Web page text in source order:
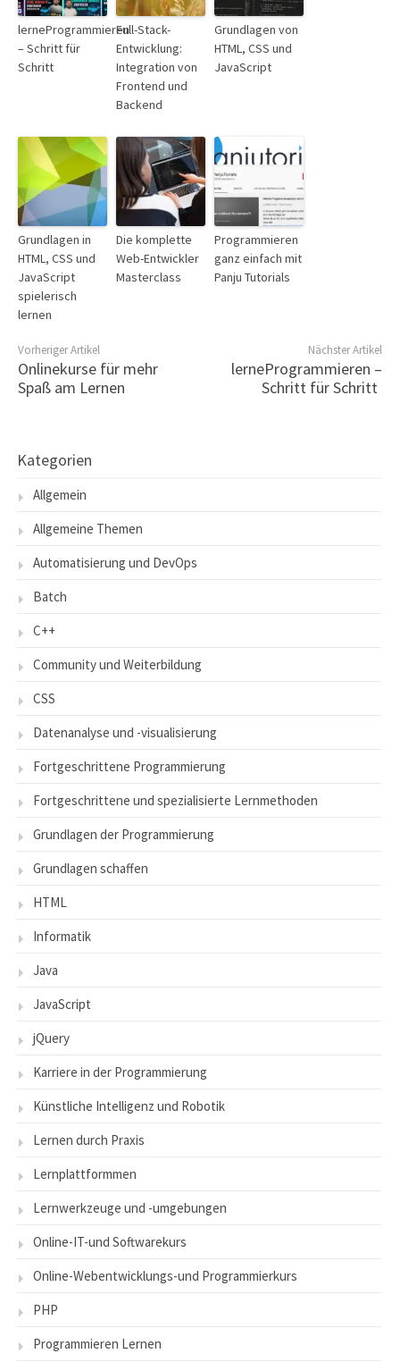
lerneProgrammieren
– Schritt für
Schritt
Full-Stack-
Entwicklung:
Integration von
Frontend und
Backend
Grundlagen von
HTML, CSS und
JavaScript
Grundlagen in
HTML, CSS und
JavaScript
spielerisch
lernen
Die komplette
Web-Entwickler
Masterclass
Programmieren
ganz einfach mit
Panju Tutorials
Vorheriger Artikel
Onlinekurse für mehr
Spaß am Lernen
Nächster Artikel
lerneProgrammieren –
Schritt für Schritt
Kategorien
Allgemein
Allgemeine Themen
Automatisierung und DevOps
Batch
C++
Community und Weiterbildung
CSS
Datenanalyse und -visualisierung
Fortgeschrittene Programmierung
Fortgeschrittene und spezialisierte Lernmethoden
Grundlagen der Programmierung
Grundlagen schaffen
HTML
Informatik
Java
JavaScript
jQuery
Karriere in der Programmierung
Künstliche Intelligenz und Robotik
Lernen durch Praxis
Lernplattformmen
Lernwerkzeuge und -umgebungen
Online-IT-und Softwarekurs
Online-Webentwicklungs-und Programmierkurs
PHP
Programmieren Lernen